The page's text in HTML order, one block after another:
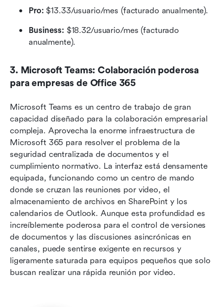
Pro: $13.33/usuario/mes (facturado anualmente).
Business: $18.32/usuario/mes (facturado
anualmente).
3. Microsoft Teams: Colaboración poderosa
para empresas de Office 365
Microsoft Teams es un centro de trabajo de gran
capacidad diseñado para la colaboración empresarial
compleja. Aprovecha la enorme infraestructura de
Microsoft 365 para resolver el problema de la
seguridad centralizada de documentos y el
cumplimiento normativo. La interfaz está densamente
equipada, funcionando como un centro de mando
donde se cruzan las reuniones por video, el
almacenamiento de archivos en SharePoint y los
calendarios de Outlook. Aunque esta profundidad es
increíblemente poderosa para el control de versiones
de documentos y las discusiones asincrónicas en
canales, puede sentirse exigente en recursos y
ligeramente saturada para equipos pequeños que solo
buscan realizar una rápida reunión por video.